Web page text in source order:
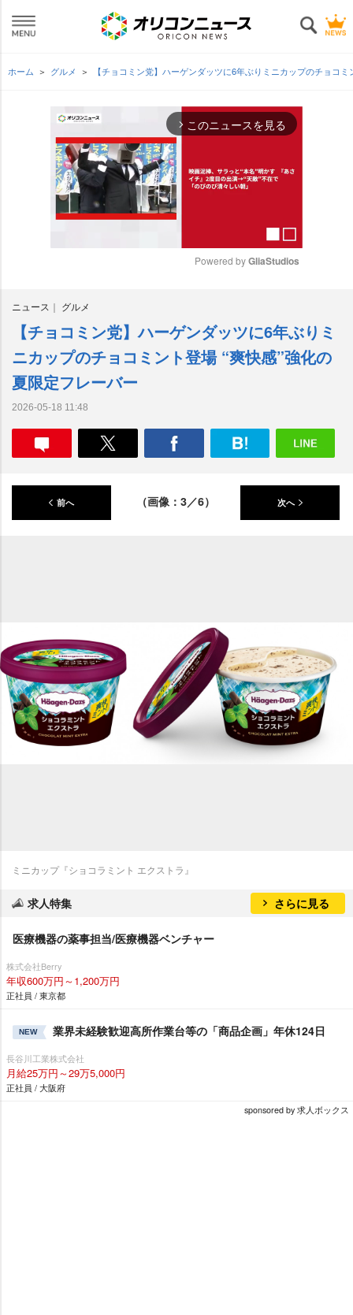
ホーム グルメ 【チョコミン党】ハーゲンダッツに6年ぶりミニカップのチョコ
arrow_forward_ios このニュースを見る
e
Powered by GliaStudios
ニュース グルメ
【チョコミン党】ハーゲンダッツに6年ぶりミ
ニカップのチョコミント登場 “爽快感”強化の
夏限定フレーバー
2026-05-18 11:48
前へ （画像：3／6） 次へ
ミニカップ『ショコラミント エクストラ』
求人特集 さらに見る
医療機器の薬事担当/医療機器ベンチャー
株式会社Berry
年収600万円～1,200万円
正社員 / 東京都
NEW 業界未経験歓迎高所作業台等の「商品企画」年休124日
長谷川工業株式会社
月給25万円～29万5,000円
正社員 / 大阪府
sponsored by 求人ボックス